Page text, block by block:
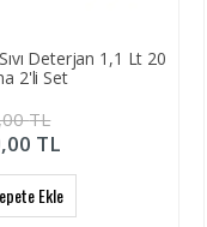
Deterjan 1,1 Lt 20
2'li Set
TL
TL
Ekle